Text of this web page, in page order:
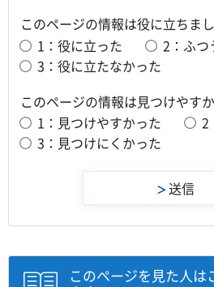
このページの情報は役に立ちま
1：役に立った
2：ふつ
3：役に立たなかった
このページの情報は見つけやす
1：見つけやすかった
2
3：見つけにくかった
このページを見た人